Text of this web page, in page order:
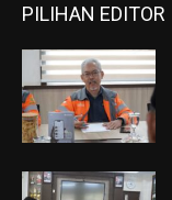
PILIHAN EDITOR